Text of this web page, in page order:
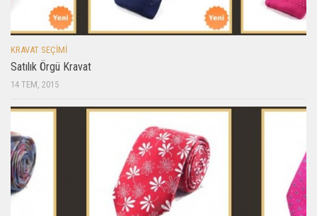
KRAVAT SEÇIMI
Satılık Örgü Kravat
14 TEM, 2015